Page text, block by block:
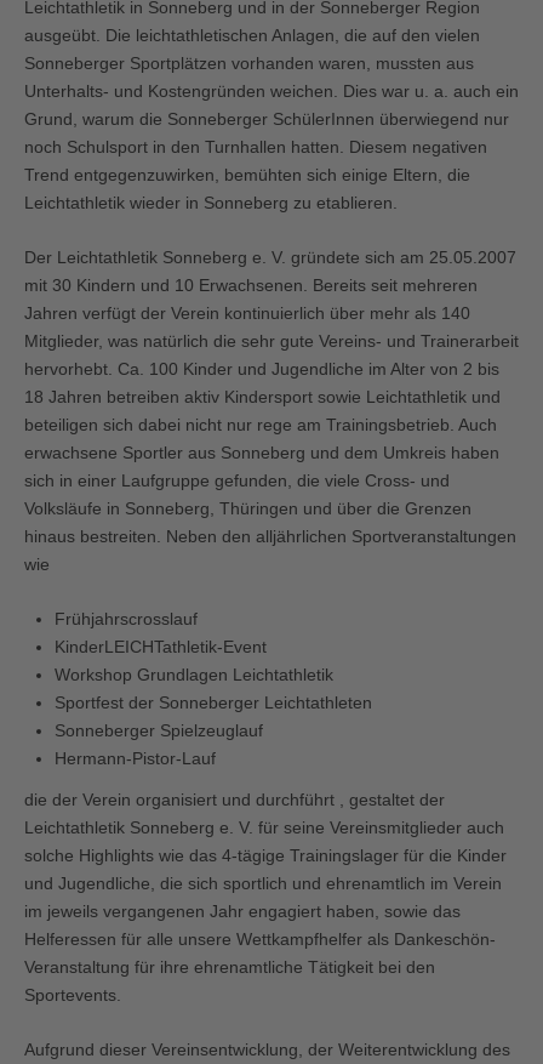
Leichtathletik in Sonneberg und in der Sonneberger Region
ausgeübt. Die leichtathletischen Anlagen, die auf den vielen
Sonneberger Sportplätzen vorhanden waren, mussten aus
Unterhalts- und Kostengründen weichen. Dies war u. a. auch ein
Grund, warum die Sonneberger SchülerInnen überwiegend nur
noch Schulsport in den Turnhallen hatten. Diesem negativen
Trend entgegenzuwirken, bemühten sich einige Eltern, die
Leichtathletik wieder in Sonneberg zu etablieren.
Der Leichtathletik Sonneberg e. V. gründete sich am 25.05.2007
mit 30 Kindern und 10 Erwachsenen. Bereits seit mehreren
Jahren verfügt der Verein kontinuierlich über mehr als 140
Mitglieder, was natürlich die sehr gute Vereins- und Trainerarbeit
hervorhebt. Ca. 100 Kinder und Jugendliche im Alter von 2 bis
18 Jahren betreiben aktiv Kindersport sowie Leichtathletik und
beteiligen sich dabei nicht nur rege am Trainingsbetrieb. Auch
erwachsene Sportler aus Sonneberg und dem Umkreis haben
sich in einer Laufgruppe gefunden, die viele Cross- und
Volksläufe in Sonneberg, Thüringen und über die Grenzen
hinaus bestreiten. Neben den alljährlichen Sportveranstaltungen
wie
Frühjahrscrosslauf
KinderLEICHTathletik-Event
Workshop Grundlagen Leichtathletik
Sportfest der Sonneberger Leichtathleten
Sonneberger Spielzeuglauf
Hermann-Pistor-Lauf
die der Verein organisiert und durchführt , gestaltet der
Leichtathletik Sonneberg e. V. für seine Vereinsmitglieder auch
solche Highlights wie das 4-tägige Trainingslager für die Kinder
und Jugendliche, die sich sportlich und ehrenamtlich im Verein
im jeweils vergangenen Jahr engagiert haben, sowie das
Helferessen für alle unsere Wettkampfhelfer als Dankeschön-
Veranstaltung für ihre ehrenamtliche Tätigkeit bei den
Sportevents.
Aufgrund dieser Vereinsentwicklung, der Weiterentwicklung des